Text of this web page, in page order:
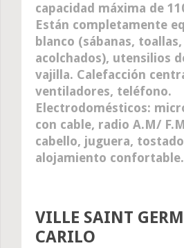
capacidad máxima de
Están completamente
blanco (sábanas,
acolchados), utensilios
vajilla. Calefacción
ventiladores, teléfono.
Electrodomésticos:
con cable, radio A.M/
cabello, juguera,
alojamiento confortable.
VILLE SAINT
CARILO